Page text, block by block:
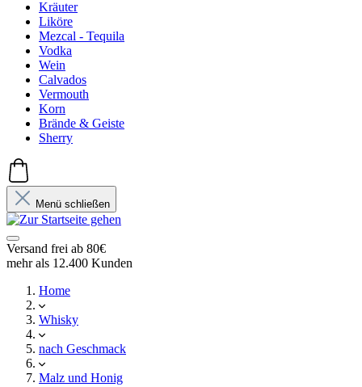
Kräuter
Liköre
Mezcal - Tequila
Vodka
Wein
Calvados
Vermouth
Korn
Brände & Geiste
Sherry
Menü schließen
Versand frei ab 80€
mehr als 12.400 Kunden
Home
Whisky
nach Geschmack
Malz und Honig